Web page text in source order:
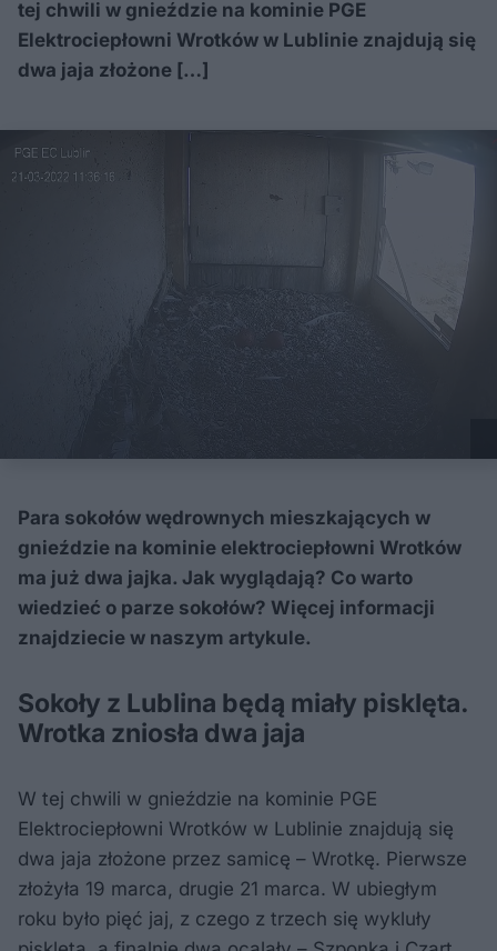
tej chwili w gnieździe na kominie PGE
Elektrociepłowni Wrotków w Lublinie znajdują się
dwa jaja złożone […]
Para sokołów wędrownych mieszkających w
gnieździe na kominie elektrociepłowni Wrotków
ma już dwa jajka. Jak wyglądają? Co warto
wiedzieć o parze sokołów? Więcej informacji
znajdziecie w naszym artykule.
Sokoły z Lublina będą miały pisklęta.
Wrotka zniosła dwa jaja
W tej chwili w gnieździe na kominie PGE
Elektrociepłowni Wrotków w Lublinie znajdują się
dwa jaja złożone przez samicę – Wrotkę. Pierwsze
złożyła 19 marca, drugie 21 marca. W ubiegłym
roku było pięć jaj, z czego z trzech się wykluły